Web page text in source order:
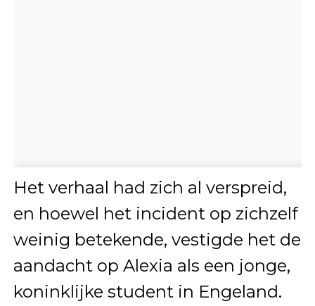
Het verhaal had zich al verspreid,
en hoewel het incident op zichzelf
weinig betekende, vestigde het de
aandacht op Alexia als een jonge,
koninklijke student in Engeland.